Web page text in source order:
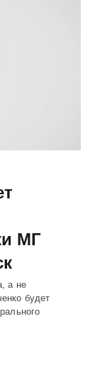
МГ
а не
будет